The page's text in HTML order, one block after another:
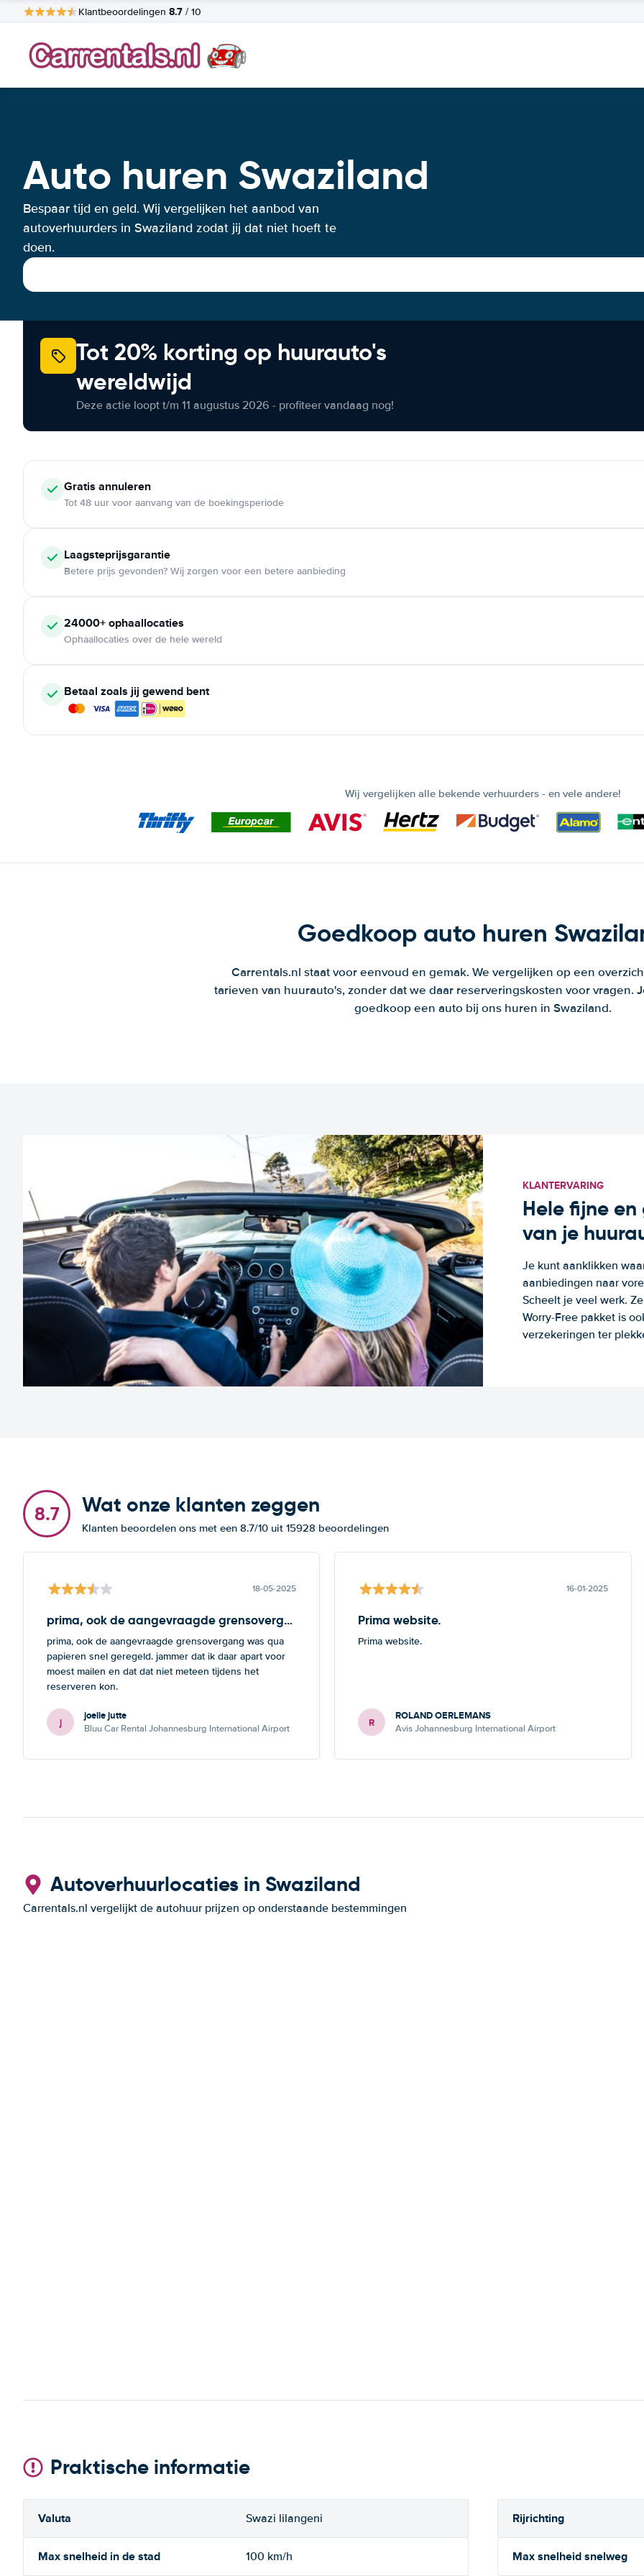
Klantbeoordelingen 8.7 / 10
Auto huren Swaziland
Bespaar tijd en geld. Wij vergelijken het aanbod van
autoverhuurders in Swaziland zodat jij dat niet hoeft te
doen.
Tot 20% korting op huurauto's
wereldwijd
Deze actie loopt t/m 11 augustus 2026 - profiteer vandaag nog!
Gratis annuleren
Tot 48 uur voor aanvang van de boekingsperiode
Laagsteprijsgarantie
Betere prijs gevonden? Wij zorgen voor een betere aanbieding
24000+ ophaallocaties
Ophaallocaties over de hele wereld
Betaal zoals jij gewend bent
Wij vergelijken alle bekende verhuurders - en vele andere!
Goedkoop auto huren
Carrentals.nl staat voor eenvoud en gemak. We vergelijken op een
tarieven van huurauto's, zonder dat we daar reserveringskosten voor vragen.
goedkoop een auto bij ons huren in Swaziland.
KLANTERVARING
Hele fijne
van je
Je kunt aanklikken
aanbiedingen naar
Scheelt je veel werk.
Worry-Free pakket is
verzekeringen ter
8.7 Wat onze klanten zeggen
Klanten beoordelen ons met een 8.7/10 uit 15928 beoordelingen
18-05-2025
prima, ook de aangevraagde grensovergang
prima, ook de aangevraagde grensovergang was qua
papieren snel geregeld. jammer dat ik daar apart voor
moest mailen en dat dat niet meteen tijdens het
reserveren kon.
j joelle jutte
Bluu Car Rental Johannesburg International Airport
16-01-2025
Prima website.
Prima website.
R ROLAND OERLEMANS
Avis Johannesburg International Airport
Autoverhuurlocaties in Swaziland
Carrentals.nl vergelijkt de autohuur prijzen op onderstaande bestemmingen
Praktische informatie
Valuta Swazi lilangeni Rijrichting
Max snelheid in de stad 100 km/h Max snelheid snelweg